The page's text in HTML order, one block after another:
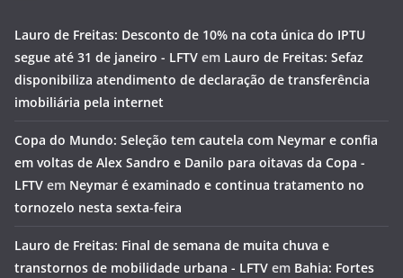
Lauro de Freitas: Desconto de 10% na cota única do IPTU
segue até 31 de janeiro - LFTV em Lauro de Freitas: Sefaz
disponibiliza atendimento de declaração de transferência
imobiliária pela internet
Copa do Mundo: Seleção tem cautela com Neymar e confia
em voltas de Alex Sandro e Danilo para oitavas da Copa -
LFTV em Neymar é examinado e continua tratamento no
tornozelo nesta sexta-feira
Lauro de Freitas: Final de semana de muita chuva e
transtornos de mobilidade urbana - LFTV em Bahia: Fortes